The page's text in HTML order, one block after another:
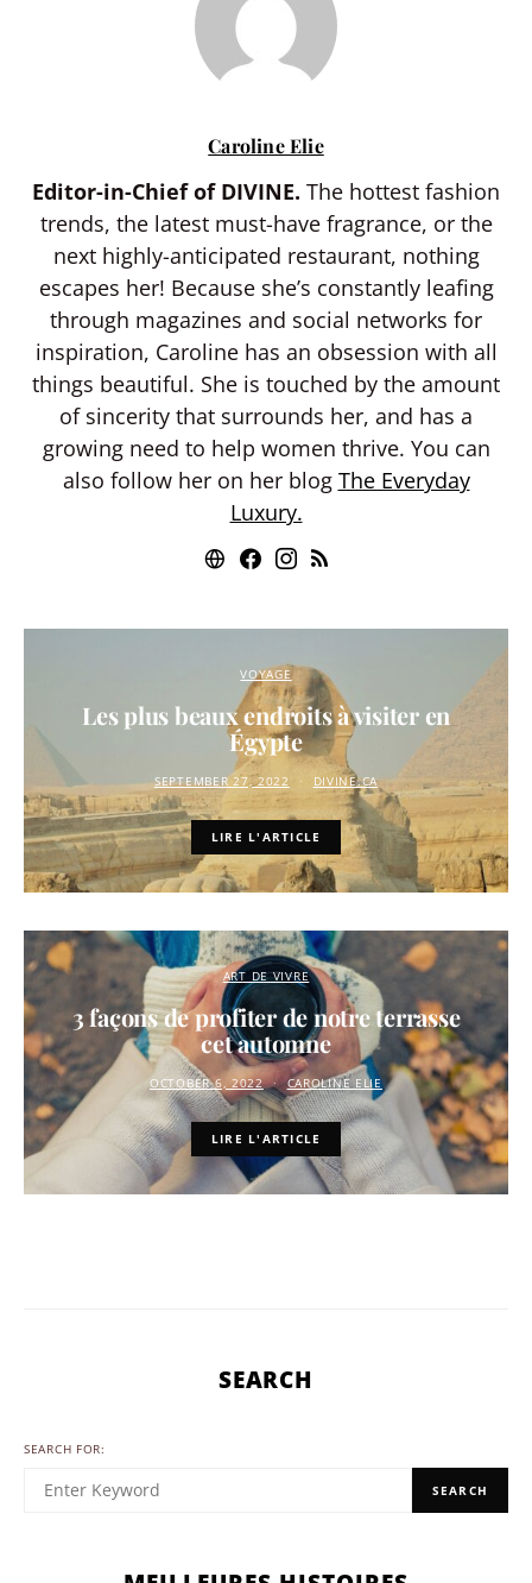
Caroline Elie
Editor-in-Chief of DIVINE. The hottest fashion
trends, the latest must-have fragrance, or the
next highly-anticipated restaurant, nothing
escapes her! Because she’s constantly leafing
through magazines and social networks for
inspiration, Caroline has an obsession with all
things beautiful. She is touched by the amount
of sincerity that surrounds her, and has a
growing need to help women thrive. You can
also follow her on her blog The Everyday
Luxury.
VOYAGE
Les plus beaux endroits à visiter en
Égypte
SEPTEMBER 27, 2022 DIVINE.CA
LIRE L'ARTICLE
ART DE VIVRE
3 façons de profiter de notre terrasse
cet automne
OCTOBER 6, 2022 CAROLINE ELIE
LIRE L'ARTICLE
SEARCH
SEARCH FOR:
SEARCH